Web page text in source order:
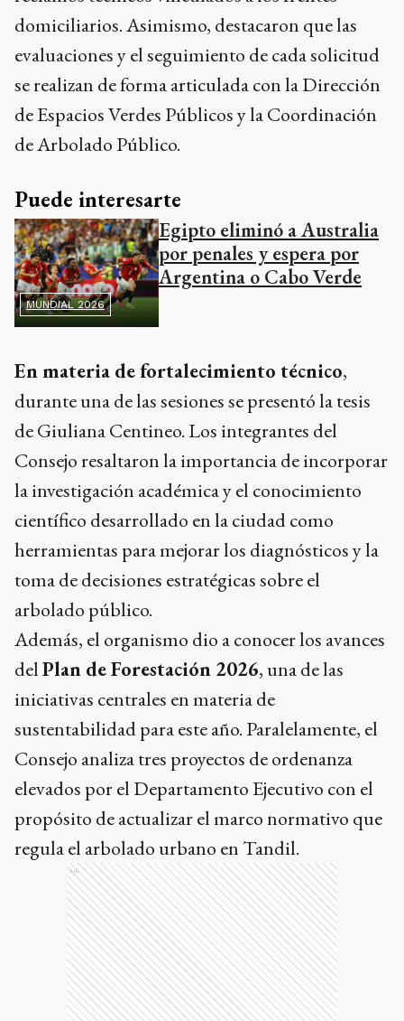
domiciliarios. Asimismo, destacaron que las
evaluaciones y el seguimiento de cada solicitud
se realizan de forma articulada con la Dirección
de Espacios Verdes Públicos y la Coordinación
de Arbolado Público.
Puede interesarte
MUNDIAL 2026
Egipto eliminó a Australia
por penales y espera por
Argentina o Cabo Verde
En materia de fortalecimiento técnico,
durante una de las sesiones se presentó la tesis
de Giuliana Centineo. Los integrantes del
Consejo resaltaron la importancia de incorporar
la investigación académica y el conocimiento
científico desarrollado en la ciudad como
herramientas para mejorar los diagnósticos y la
toma de decisiones estratégicas sobre el
arbolado público.
Además, el organismo dio a conocer los avances
delPlan de Forestación 2026, una de las
iniciativas centrales en materia de
sustentabilidad para este año. Paralelamente, el
Consejo analiza tres proyectos de ordenanza
elevados por el Departamento Ejecutivo con el
propósito de actualizar el marco normativo que
regula el arbolado urbano en Tandil.
Ads